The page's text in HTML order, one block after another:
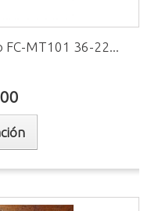
FC-MT101 36-22...